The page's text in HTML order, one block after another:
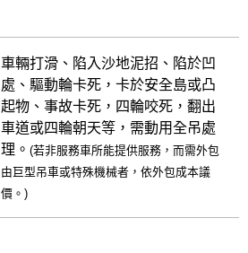
車輛打滑、陷入沙地泥招、陷於凹
處、驅動輪卡死，卡於安全島或凸
起物、事故卡死，四輪咬死，翻出
車道或四輪朝天等，需動用全吊處
理。(若非服務車所能提供服務，而需外包
由巨型吊車或特殊機械者，依外包成本議
價。)